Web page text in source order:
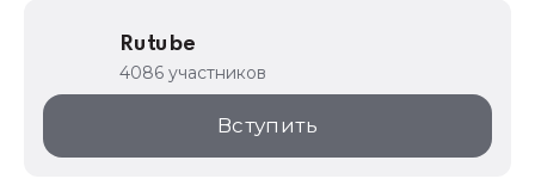
Rutube
4086 участников
Вступить